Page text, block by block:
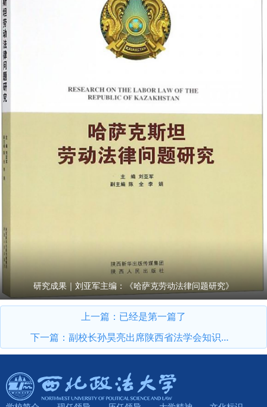
研究成果｜刘亚军主编：《哈萨克劳动法律问题研究》
上一篇：已经是第一篇了
下一篇： 副校长孙昊亮出席陕西省法学会知识产权法学研究会“第四届服务秦创原知识产权法治保障论坛”暨2025年年会